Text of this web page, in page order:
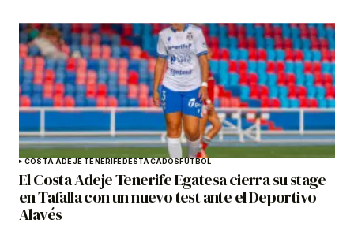
COSTA ADEJE TENERIFEDESTACADOSFÚTBOL
El Costa Adeje Tenerife Egatesa cierra su stage
en Tafalla con un nuevo test ante el Deportivo
Alavés